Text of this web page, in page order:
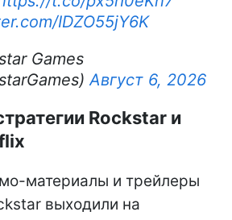
IDZO55jY6K
Games
Август 6, 2026
Rockstar и
материалы и трейлеры
выходили на